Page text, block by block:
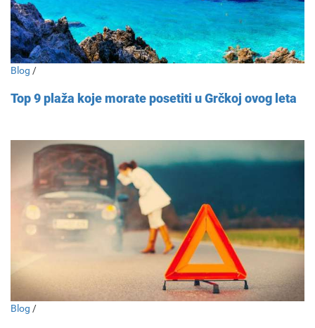
Blog /
Top 9 plaža koje morate posetiti u Grčkoj ovog leta
Blog /